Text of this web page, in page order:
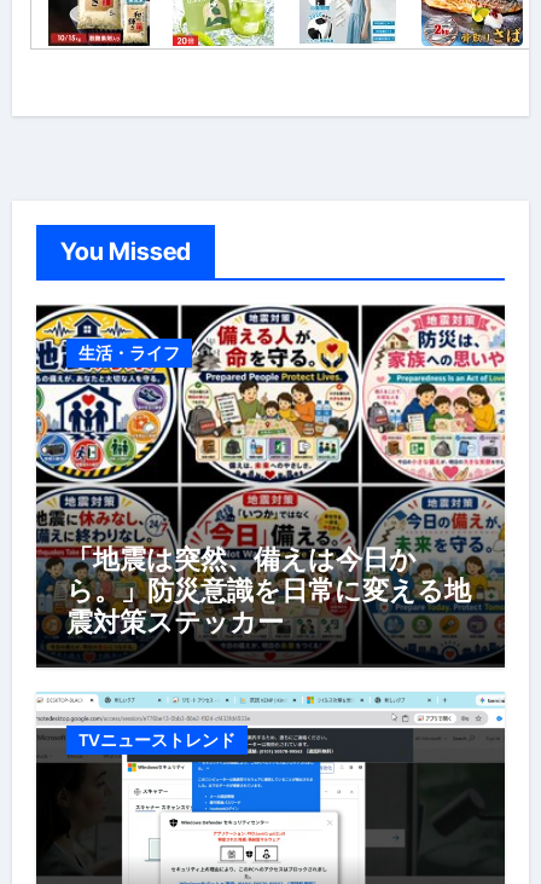
You Missed
生活・ライフ
「地震は突然、備えは今日か
ら。」防災意識を日常に変える地
震対策ステッカー
TVニューストレンド